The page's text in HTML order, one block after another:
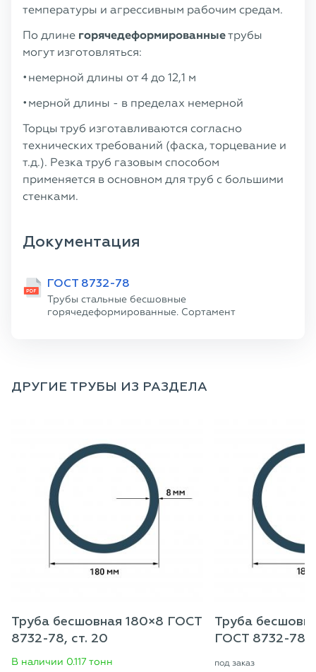
температуры и агрессивным рабочим средам.
По длине горячедеформированныетрубы
могут изготовляться:
немерной длины от 4 до 12,1 м
мерной длины - в пределах немерной
Торцы труб изготавливаются согласно
технических требований (фаска, торцевание и
т.д.). Резка труб газовым способом
применяется в основном для труб с большими
стенками.
Документация
ГОСТ 8732-78
Трубы стальные бесшовные
горячедеформированные. Сортамент
ДРУГИЕ ТРУБЫ ИЗ РАЗДЕЛА
Труба бесшовная 180×8 ГОСТ
8732-78, ст. 20
В наличии 0.117 тонн
Труба
ГОСТ 8732-78,
под заказ